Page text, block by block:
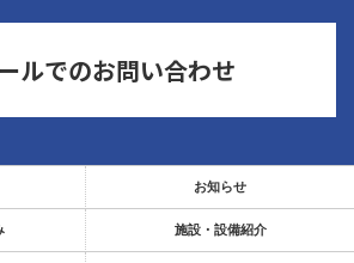
ルでのお問い合わせ
お知らせ
施設・設備紹介